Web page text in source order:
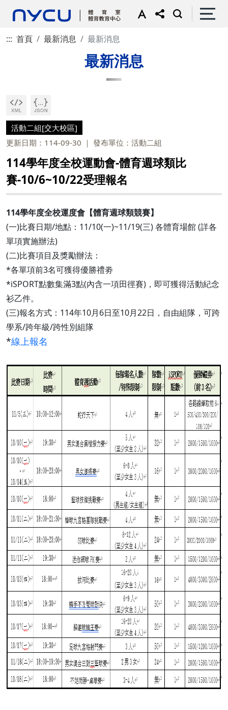
::: 首頁 最新消息 最新消息
最新消息
活動二組[交大校區]
更新日期：114-09-30
發布單位：活動二組
114學年度全校運動會-體育週球類比
賽-10/6~10/22受理報名
114學年度全校運度會【體育週球類競賽】
(一)比賽日期/地點：11/10(一)~11/19(三) 各體育場館 (詳各
單項實施辦法)
(二)比賽項目及獎勵辦法：
*各單項前3名可獲得優勝禮劵
*iSPORT點數集滿3點(內含一項田徑賽)，即可獲得活動紀念
衫乙件。
(三)報名方式：114年10月6日至10月22日，自由組隊，可跨
學系/跨年級/跨性別組隊
*線上報名